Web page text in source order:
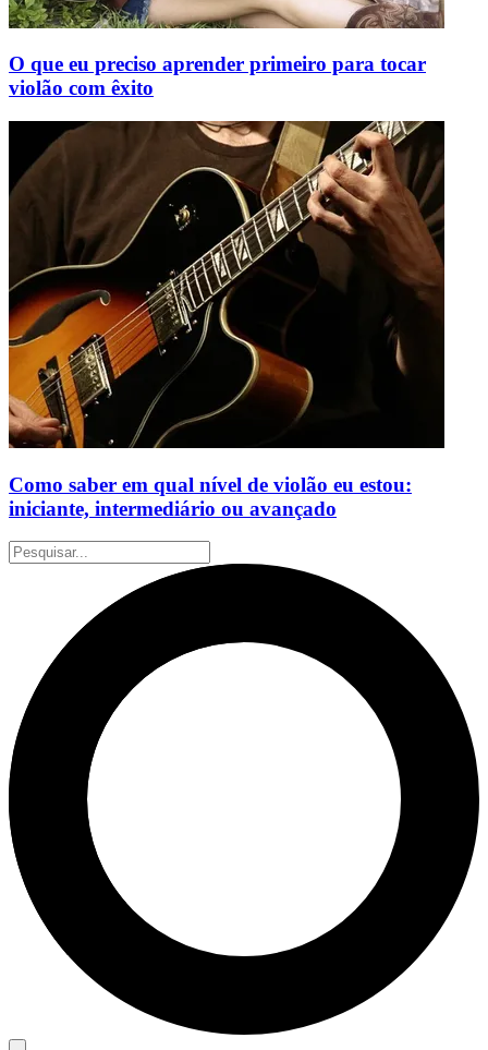
O que eu preciso aprender primeiro para tocar
violão com êxito
Como saber em qual nível de violão eu estou:
iniciante, intermediário ou avançado